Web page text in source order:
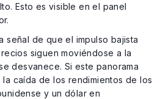
Esto es visible en el panel
señal de que el impulso bajista
siguen moviéndose a la
desvanece. Si este panorama
caída de los rendimientos de los
y un dólar en